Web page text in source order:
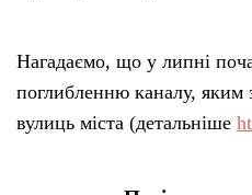
Нагадаємо, що у липні
поглибленню каналу, яким
вулиць міста (детальніше